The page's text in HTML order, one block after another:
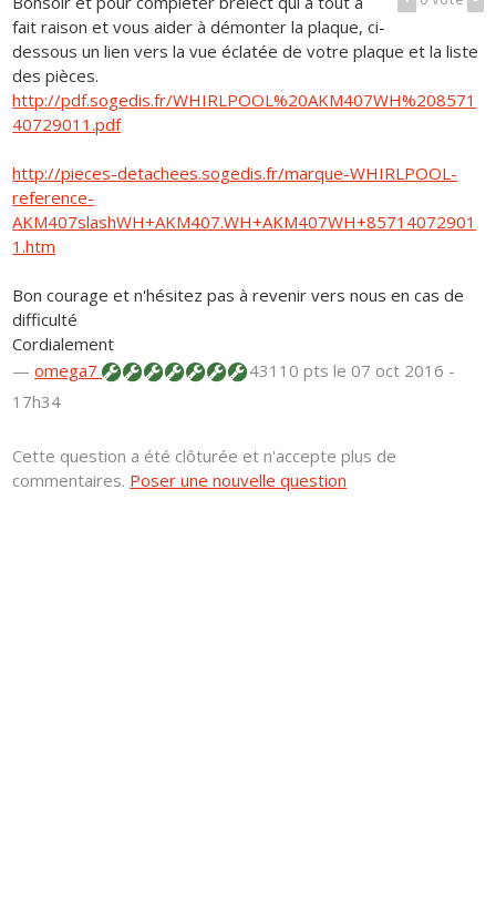
fait raison et vous aider à démonter la plaque, ci-
dessous un lien vers la vue éclatée de votre plaque et la liste
des pièces.
http://pdf.sogedis.fr/WHIRLPOOL%20AKM407WH%208571
40729011.pdf
http://pieces-detachees.sogedis.fr/marque-WHIRLPOOL-
reference-
AKM407slashWH+AKM407.WH+AKM407WH+85714072901
1.htm
Bon courage et n'hésitez pas à revenir vers nous en cas de
difficulté
Cordialement
—omega7 43110 ptsle 07 oct 2016 -
17h34
Cette question a été clôturée et n'accepte plus de
commentaires. Poser une nouvelle question